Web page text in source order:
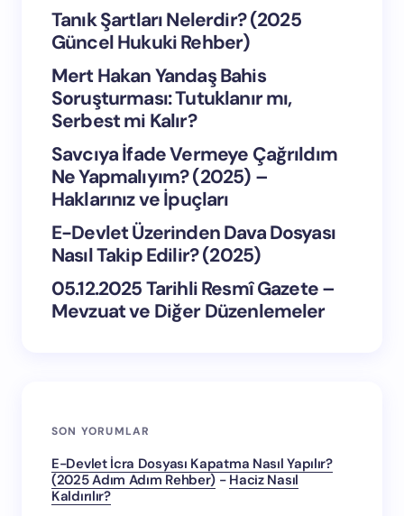
Tanık Şartları Nelerdir? (2025
Güncel Hukuki Rehber)
Mert Hakan Yandaş Bahis
Soruşturması: Tutuklanır mı,
Serbest mi Kalır?
Savcıya İfade Vermeye Çağrıldım
Ne Yapmalıyım? (2025) –
Haklarınız ve İpuçları
E-Devlet Üzerinden Dava Dosyası
Nasıl Takip Edilir? (2025)
05.12.2025 Tarihli Resmî Gazete –
Mevzuat ve Diğer Düzenlemeler
SON YORUMLAR
E-Devlet İcra Dosyası Kapatma Nasıl Yapılır?
(2025 Adım Adım Rehber) - Haciz Nasıl
Kaldırılır?